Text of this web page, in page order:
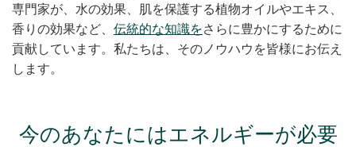
専門家が、水の効果、肌を保護する植物オイルやエキス、
香りの効果など、 伝統的な知識をさらに豊かにするために
貢献しています。私たちは、そのノウハウを皆様にお伝え
します。
今のあなたにはエネルギーが必要